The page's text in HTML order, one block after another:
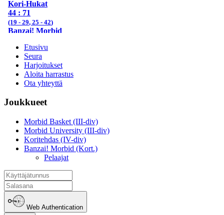
Etusivu
Seura
Harjoitukset
Aloita harrastus
Ota yhteyttä
Joukkueet
Morbid Basket (III-div)
Morbid University (III-div)
Koritehdas (IV-div)
Banzai! Morbid (Kort.)
Pelaajat
Web Authentication